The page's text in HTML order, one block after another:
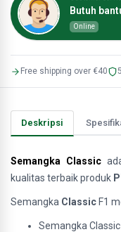
Butuh
Online
Free shipping over €40
Deskripsi
Semangka Classic
kualitas terbaik produk
Semangka Classic F1
Semangka